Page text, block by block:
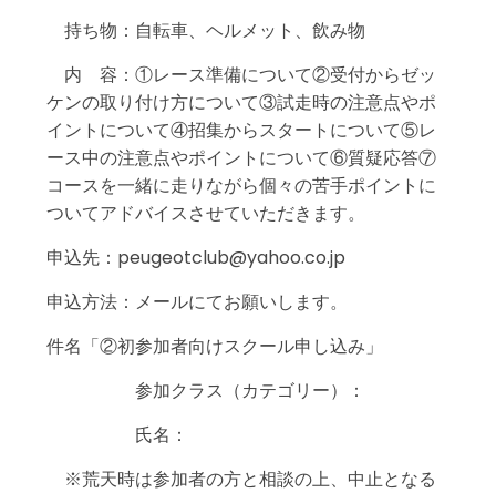
持ち物：自転車、ヘルメット、飲み物
内 容：①レース準備について②受付からゼッ
ケンの取り付け方について③試走時の注意点やポ
イントについて④招集からスタートについて⑤レ
ース中の注意点やポイントについて⑥質疑応答⑦
コースを一緒に走りながら個々の苦手ポイントに
ついてアドバイスさせていただきます。
申込先：peugeotclub@yahoo.co.jp
申込方法：メールにてお願いします。
件名「②初参加者向けスクール申し込み」
参加クラス（カテゴリー）：
氏名：
※荒天時は参加者の方と相談の上、中止となる